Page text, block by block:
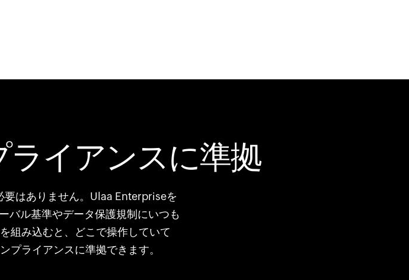
イアンスに準拠
要はありません。Ulaa Enterpriseを
バル基準やデータ保護規制にいつも
組み込むと、どこで操作していて
プライアンスに準拠できます。